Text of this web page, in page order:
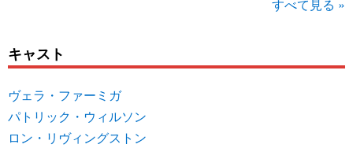
すべて見る »
キャスト
ヴェラ・ファーミガ
パトリック・ウィルソン
ロン・リヴィングストン